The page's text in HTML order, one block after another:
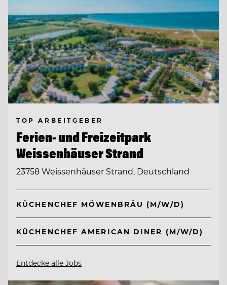
TOP ARBEITGEBER
Ferien- und Freizeitpark
Weissenhäuser Strand
23758 Weissenhäuser Strand, Deutschland
KÜCHENCHEF MÖWENBRÄU (M/W/D)
KÜCHENCHEF AMERICAN DINER (M/W/D)
Entdecke alle Jobs